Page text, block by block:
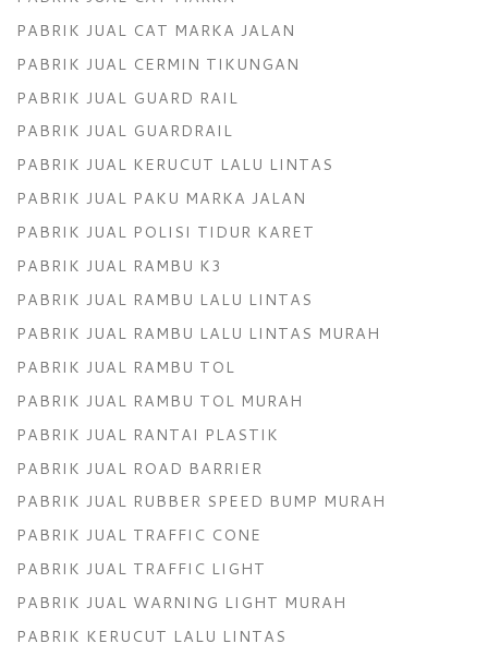
PABRIK JUAL CAT MARKA JALAN
PABRIK JUAL CERMIN TIKUNGAN
PABRIK JUAL GUARD RAIL
PABRIK JUAL GUARDRAIL
PABRIK JUAL KERUCUT LALU LINTAS
PABRIK JUAL PAKU MARKA JALAN
PABRIK JUAL POLISI TIDUR KARET
PABRIK JUAL RAMBU K3
PABRIK JUAL RAMBU LALU LINTAS
PABRIK JUAL RAMBU LALU LINTAS MURAH
PABRIK JUAL RAMBU TOL
PABRIK JUAL RAMBU TOL MURAH
PABRIK JUAL RANTAI PLASTIK
PABRIK JUAL ROAD BARRIER
PABRIK JUAL RUBBER SPEED BUMP MURAH
PABRIK JUAL TRAFFIC CONE
PABRIK JUAL TRAFFIC LIGHT
PABRIK JUAL WARNING LIGHT MURAH
PABRIK KERUCUT LALU LINTAS